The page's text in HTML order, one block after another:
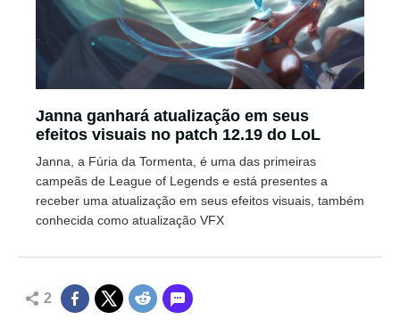
Janna ganhará atualização em seus
efeitos visuais no patch 12.19 do LoL
Janna, a Fúria da Tormenta, é uma das primeiras
campeãs de League of Legends e está presentes a
receber uma atualização em seus efeitos visuais, também
conhecida como atualização VFX
2